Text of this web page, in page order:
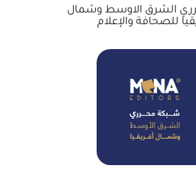
الشرق الاوسط وشمال
للصحافة والإعلام